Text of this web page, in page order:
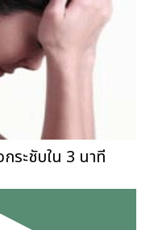
กระชับใน 3 นาที